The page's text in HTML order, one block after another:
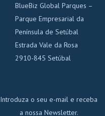
BlueBiz Global Parques –
Parque Empresarial da
Península de Setúbal
Estrada Vale da Rosa
2910-845 Setúbal
Introduza o seu e-mail e receba
a nossa Newsletter.